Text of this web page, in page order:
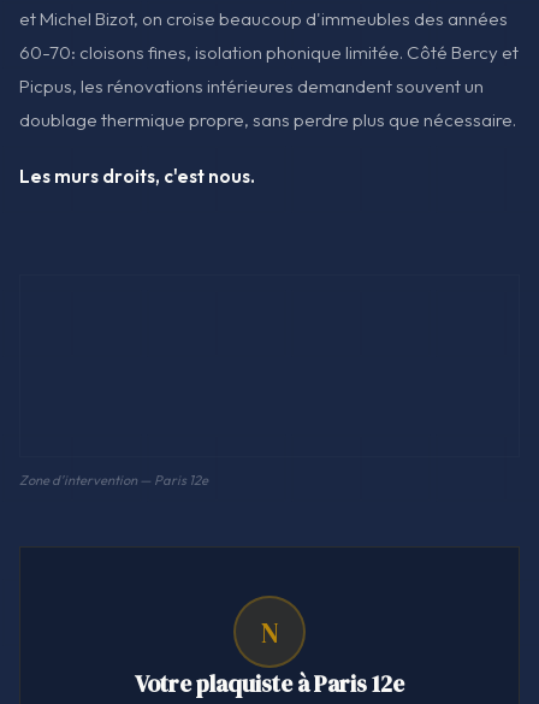
et Michel Bizot, on croise beaucoup d'immeubles des années
60-70: cloisons fines, isolation phonique limitée. Côté Bercy et
Picpus, les rénovations intérieures demandent souvent un
doublage thermique propre, sans perdre plus que nécessaire.
Les murs droits, c'est nous.
Zone d'intervention — Paris 12e
N
Votre plaquiste à Paris 12e